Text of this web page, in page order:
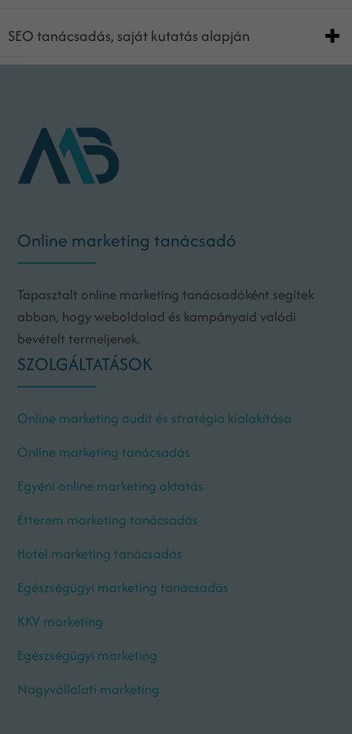
SEO tanácsadás, saját kutatás alapján
Online marketing tanácsadó
Tapasztalt online marketing tanácsadóként segítek
abban, hogy weboldalad és kampányaid valódi
bevételt termeljenek.
SZOLGÁLTATÁSOK
Online marketing audit és stratégia kialakítása
Online marketing tanácsadás
Egyéni online marketing oktatás
Étterem marketing tanácsadás
Hotel marketing tanácsadás
Egészségügyi marketing tanácsadás
KKV marketing
Egészségügyi marketing
Nagyvállalati marketing